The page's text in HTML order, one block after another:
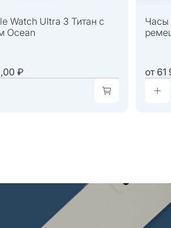
Watch Ultra 3 Титан с
Ocean
₽
Часы
от61